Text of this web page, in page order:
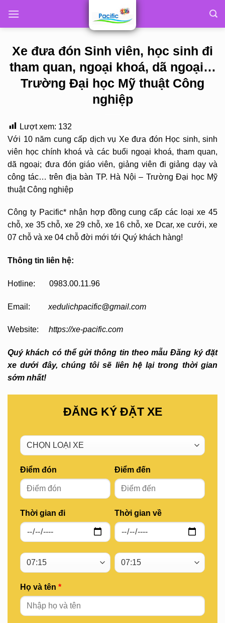
Xe đưa đón Sinh viên, học sinh đi
tham quan, ngoại khoá, dã ngoại…
Trường Đại học Mỹ thuật Công
nghiệp
Lượt xem: 132
Với 10 năm cung cấp dịch vụ Xe đưa đón Học sinh, sinh
viên học chính khoá và các buổi ngoại khoá, tham quan,
dã ngoại; đưa đón giáo viên, giảng viên đi giảng dạy và
công tác… trên địa bàn TP. Hà Nội – Trường Đại học Mỹ
thuật Công nghiệp
Công ty Pacific* nhận hợp đồng cung cấp các loại xe 45
chỗ, xe 35 chỗ, xe 29 chỗ, xe 16 chỗ, xe Dcar, xe cưới, xe
07 chỗ và xe 04 chỗ đời mới tới Quý khách hàng!
Thông tin liên hệ:
Hotline: 0983.00.11.96
Email: xedulichpacific@gmail.com
Website: https://xe-pacific.com
Quý khách có thể gửi thông tin theo mẫu Đăng ký đặt
xe dưới đây, chúng tôi sẽ liên hệ lại trong thời gian
sớm nhất!
ĐĂNG KÝ ĐẶT XE
Điểm đón
Thời gian đi
Điểm đến
Thời gian về
Họ và tên *